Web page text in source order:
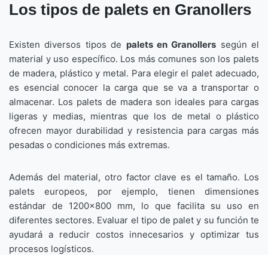
Los tipos de palets en Granollers
Existen diversos tipos de palets en Granollers según el
material y uso específico. Los más comunes son los palets
de madera, plástico y metal. Para elegir el palet adecuado,
es esencial conocer la carga que se va a transportar o
almacenar. Los palets de madera son ideales para cargas
ligeras y medias, mientras que los de metal o plástico
ofrecen mayor durabilidad y resistencia para cargas más
pesadas o condiciones más extremas.
Además del material, otro factor clave es el tamaño. Los
palets europeos, por ejemplo, tienen dimensiones
estándar de 1200×800 mm, lo que facilita su uso en
diferentes sectores. Evaluar el tipo de palet y su función te
ayudará a reducir costos innecesarios y optimizar tus
procesos logísticos.